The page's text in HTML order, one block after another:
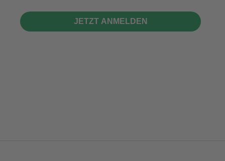
JETZT ANMELDEN